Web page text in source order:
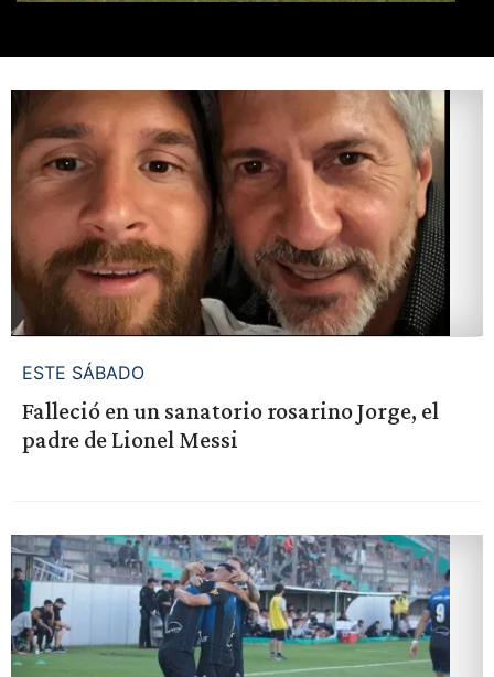
ESTE SÁBADO
Falleció en un sanatorio rosarino Jorge, el
padre de Lionel Messi